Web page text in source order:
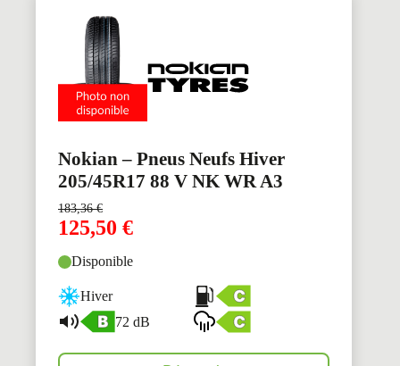
Nokian – Pneus Neufs Hiver
205/45R17 88 V NK WR A3
183,36€
125,50 €
Disponible
Hiver
72 dB